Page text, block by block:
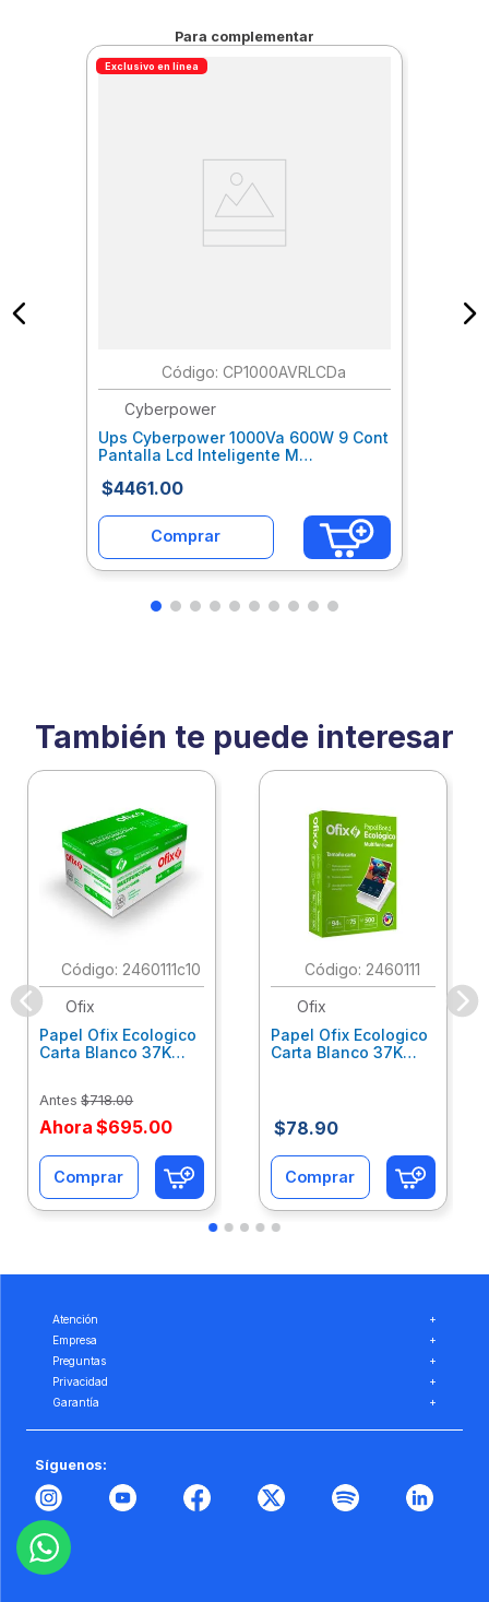
Para complementar
Exclusivo en línea
: CP1000AVRLCDa
Cyberpower
Ups Cyberpower 1000Va 600W 9 Cont
Pantalla Lcd Inteligente M
$4461.00
Comprar
También te puede interesar
: 2460111c10
Ofix
Papel Ofix Ecologico
Carta Blanco 37K
Antes $718.00
Ahora $695.00
Comprar
: 2460111
Ofix
Papel Ofix Ecologico
Carta Blanco 37K
$78.90
Comprar
Atención
+
Empresa
+
Preguntas
+
Privacidad
+
Garantía
+
Síguenos: